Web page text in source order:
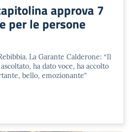
approva 7
per le persone
La Garante Calderone: “Il
ha dato voce, ha accolto
bello, emozionante”